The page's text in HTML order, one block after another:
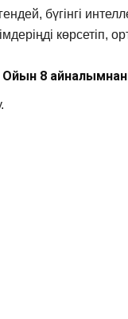
бүгінгі
көрсетіп,
Ойын 8